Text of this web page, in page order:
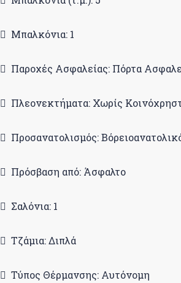
Μπαλκόνια: 1
Παροχές Ασφαλείας: Πόρτα
Πλεονεκτήματα: Χωρίς
Προσανατολισμός:
Πρόσβαση από: Άσφαλτο
Σαλόνια: 1
Τζάμια: Διπλά
Τύπος Θέρμανσης: Αυτόνομη